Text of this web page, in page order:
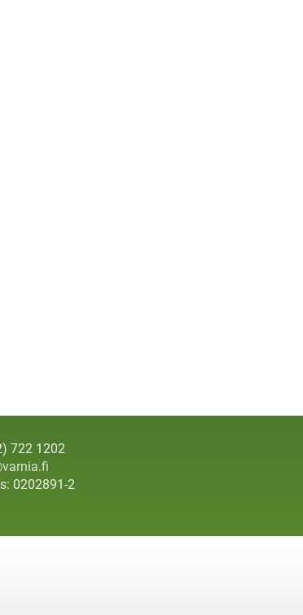
722 1202
0202891-2